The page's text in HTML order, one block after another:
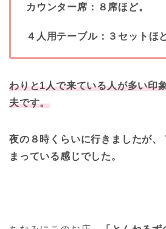
カウンター席：８席ほど。
４人用テーブル：３セットほ
わりと1人で来ている人が多い印
夫です。
夜の８時くらいに行きましたが、
まっている感じでした。